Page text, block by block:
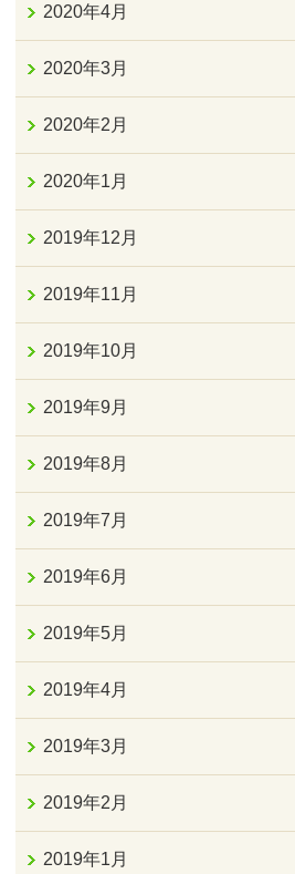
2020年4月
2020年3月
2020年2月
2020年1月
2019年12月
2019年11月
2019年10月
2019年9月
2019年8月
2019年7月
2019年6月
2019年5月
2019年4月
2019年3月
2019年2月
2019年1月